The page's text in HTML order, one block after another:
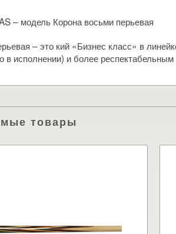
– модель Корона восьми перьевая
– это кий «Бизнес класс» в
в исполнении) и более
товары